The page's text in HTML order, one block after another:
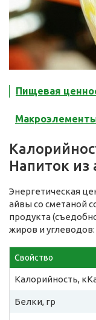
Пищевая
Напиток из
Энергетическая
айвы со сметаной
продукта
жиров и углеводов:
Свойство
Калорийность,
Белки, гр